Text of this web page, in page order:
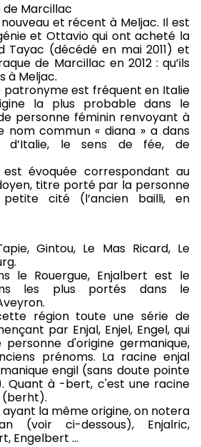
de Marcillac
et récent à Meljac. Il est
et Ottavio qui ont acheté la
Tayac (décédé en mai 2011) et
de Marcillac en 2012 : qu’ils
à Meljac.
patronyme est fréquent en Italie
la plus probable dans le
personne féminin renvoyant à
nom commun « diana » a dans
d’Italie, le sens de fée, de
évoquée correspondant au
titre porté par la personne
cité (l’ancien bailli, en
Gintou, Le Mas Ricard, Le
le Rouergue, Enjalbert est le
les plus portés dans le
région toute une série de
par Enjal, Enjel, Engel, qui
d'origine germanique,
prénoms. La racine enjal
engil (sans doute pointe
Quant à -bert, c'est une racine
(berht).
la même origine, on notera
(voir ci-dessous), Enjalric,
Engelbert …